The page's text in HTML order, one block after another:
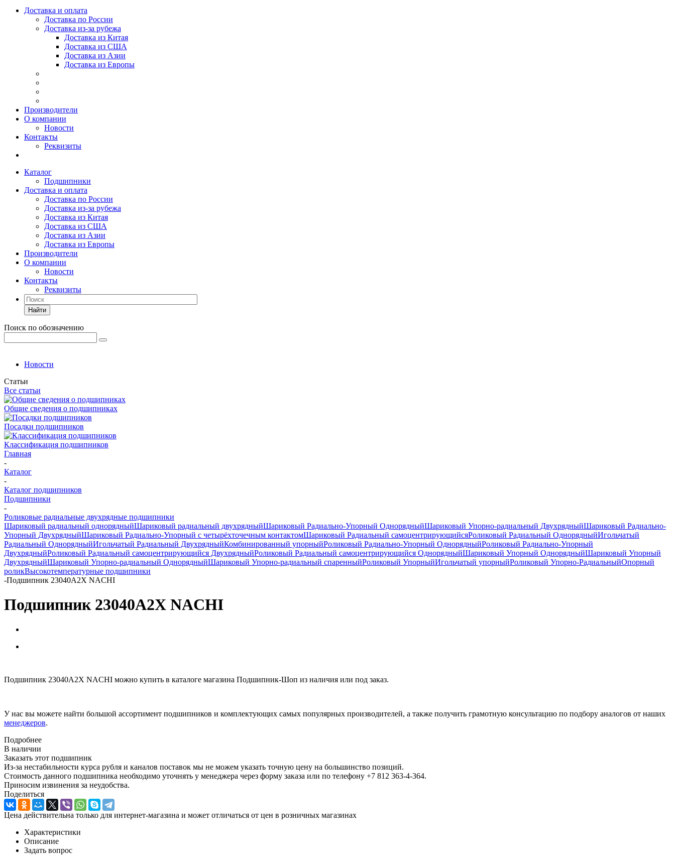
Доставка и оплата
Доставка по России
Доставка из-за рубежа
Доставка из Китая
Доставка из США
Доставка из Азии
Доставка из Европы
Производители
О компании
Новости
Контакты
Реквизиты
Каталог
Подшипники
Доставка и оплата
Доставка по России
Доставка из-за рубежа
Доставка из Китая
Доставка из США
Доставка из Азии
Доставка из Европы
Производители
О компании
Новости
Контакты
Реквизиты
Найти
Поиск по обозначению
Новости
Статьи
Все статьи
Общие сведения о подшипниках
Посадки подшипников
Классификация подшипников
Главная
-
Каталог
-
Каталог подшипников
Подшипники
-
Роликовые радиальные двухрядные подшипники
Шариковый радиальный однорядныйШариковый радиальный двухрядныйШариковый Радиально-Упорный ОднорядныйШариковый Упорно-радиальный ДвухрядныйШариковый Радиально-
Упорный ДвухрядныйШариковый Радиально-Упорный с четырёхточечным контактомШариковый Радиальный самоцентрирующийсяРоликовый Радиальный ОднорядныйИгольчатый
Радиальный ОднорядныйИгольчатый Радиальный ДвухрядныйКомбинированный упорныйРоликовый Радиально-Упорный ОднорядныйРоликовый Радиально-Упорный
ДвухрядныйРоликовый Радиальный самоцентрирующийся ДвухрядныйРоликовый Радиальный самоцентрирующийся ОднорядныйШариковый Упорный ОднорядныйШариковый Упорный
ДвухрядныйШариковый Упорно-радиальный ОднорядныйШариковый Упорно-радиальный спаренныйРоликовый УпорныйИгольчатый упорныйРоликовый Упорно-РадиальныйОпорный
роликВысокотемпературные подшипники
-Подшипник 23040A2X NACHI
Подшипник 23040A2X NACHI
Подшипник 23040A2X NACHI можно купить в каталоге магазина Подшипник-Шоп из наличия или под заказ.
У нас вы можете найти большой ассортимент подшипников и комплектующих самых популярных производителей, а также получить грамотную консультацию по подбору аналогов от наших
менеджеров.
Подробнее
В наличии
Заказать этот подшипник
Из-за нестабильности курса рубля и каналов поставок мы не можем указать точную цену на большинство позиций.
Стоимость данного подшипника необходимо уточнять у менеджера через форму заказа или по телефону +7 812 363-4-364.
Приносим извинения за неудобства.
Поделиться
Цена действительна только для интернет-магазина и может отличаться от цен в розничных магазинах
Характеристики
Описание
Задать вопрос